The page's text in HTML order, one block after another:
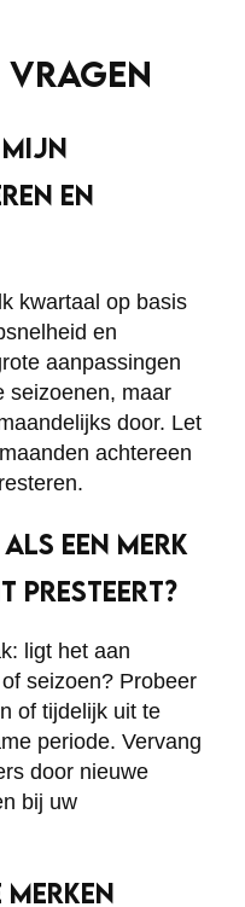
VRAGEN
EN
kwartaal op basis
en
aanpassingen
seizoenen, maar
door. Let
achtereen
EEN MERK
PRESTEERT?
ligt het aan
seizoen? Probeer
of tijdelijk uit te
periode. Vervang
door nieuwe
bij uw